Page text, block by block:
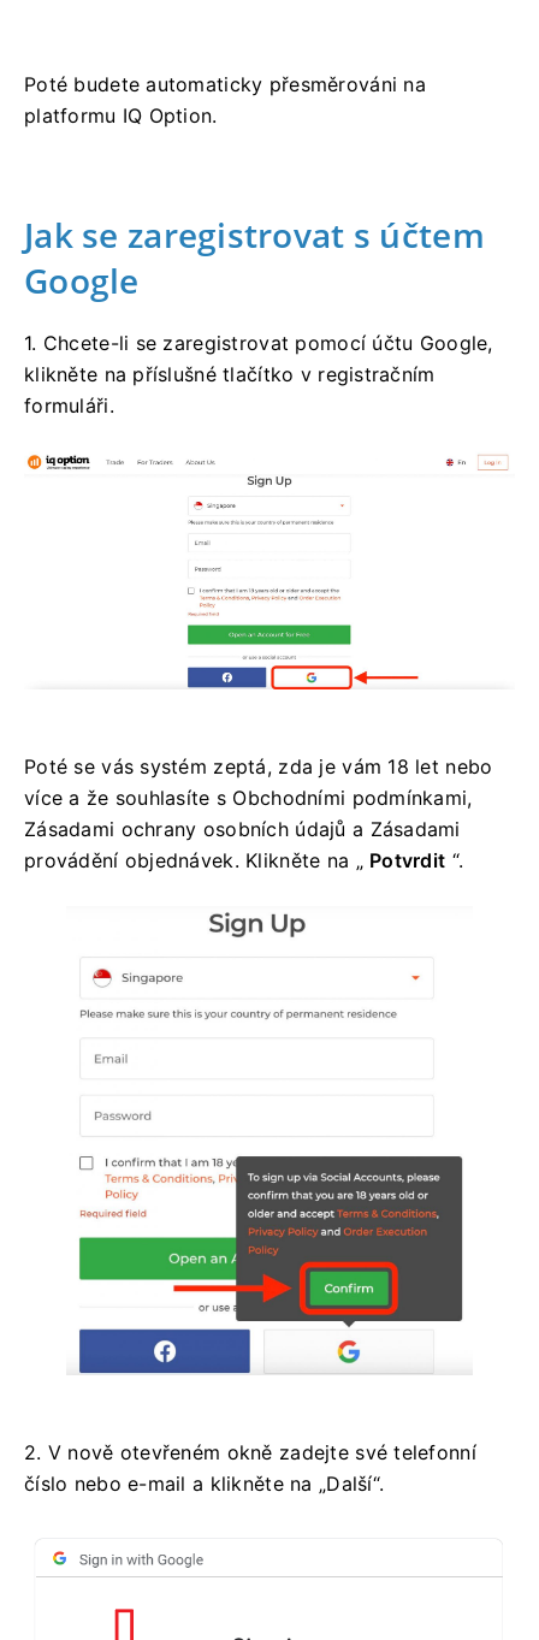
Poté budete automaticky přesměrováni na
platformu IQ Option.
Jak se zaregistrovat s účtem
Google
1. Chcete-li se zaregistrovat pomocí účtu Google,
klikněte na příslušné tlačítko v registračním
formuláři.
Poté se vás systém zeptá, zda je vám 18 let nebo
více a že souhlasíte s Obchodními podmínkami,
Zásadami ochrany osobních údajů a Zásadami
provádění objednávek. Klikněte na „ Potvrdit “.
2. V nově otevřeném okně zadejte své telefonní
číslo nebo e-mail a klikněte na „Další“.